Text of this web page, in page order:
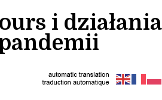
i działania